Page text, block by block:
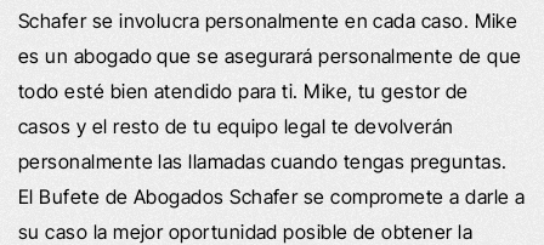
Schafer se involucra personalmente en cada caso. Mike
es un abogado que se asegurará personalmente de que
todo esté bien atendido para ti. Mike, tu gestor de
casos y el resto de tu equipo legal te devolverán
personalmente las llamadas cuando tengas preguntas.
El Bufete de Abogados Schafer se compromete a darle a
su caso la mejor oportunidad posible de obtener la